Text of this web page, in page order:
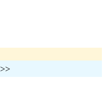
>>